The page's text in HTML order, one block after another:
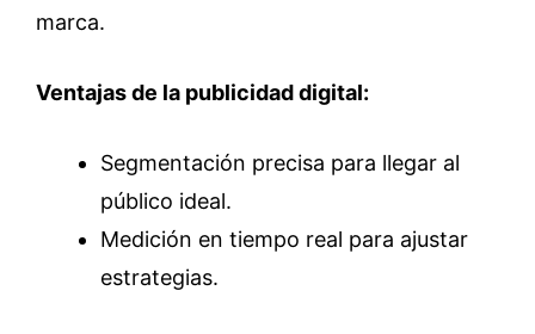
marca.
Ventajas de la publicidad digital:
Segmentación precisa para llegar al
público ideal.
Medición en tiempo real para ajustar
estrategias.